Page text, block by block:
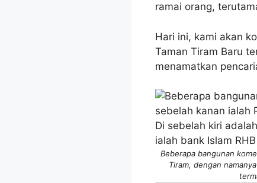
ramai orang,
Hari ini, kami akan
Taman Tiram Baru
menamatkan
Beberapa bangunan
Tiram, dengan